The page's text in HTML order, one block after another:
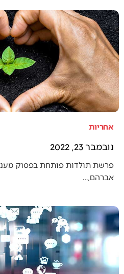
אחריות
נובמבר 23, 2022
פרשת תולדות פותחת בפסוק
אברהם,…